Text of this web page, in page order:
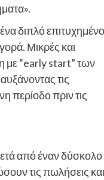
διπλό επιτυχημένο
Μικρές και
με “early start” των
τις
περίοδο πριν τις
από έναν δύσκολο
τις πωλήσεις και